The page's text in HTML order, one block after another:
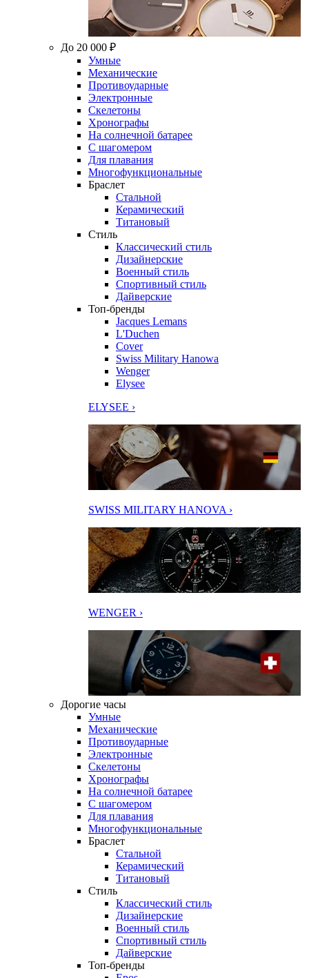
До 20 000 ₽
Умные
Механические
Противоударные
Электронные
Скелетоны
Хронографы
На солнечной батарее
С шагомером
Для плавания
Многофункциональные
Браслет
Стальной
Керамический
Титановый
Стиль
Классический стиль
Дизайнерские
Военный стиль
Спортивный стиль
Дайверские
Топ-бренды
Jacques Lemans
L'Duchen
Cover
Swiss Military Hanowa
Wenger
Elysee
ELYSEE ›
SWISS MILITARY HANOVA ›
WENGER ›
Дорогие часы
Умные
Механические
Противоударные
Электронные
Скелетоны
Хронографы
На солнечной батарее
С шагомером
Для плавания
Многофункциональные
Браслет
Стальной
Керамический
Титановый
Стиль
Классический стиль
Дизайнерские
Военный стиль
Спортивный стиль
Дайверские
Топ-бренды